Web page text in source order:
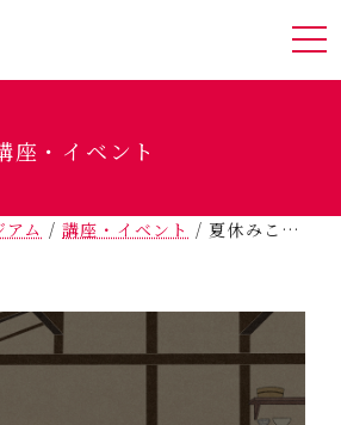
座・イベント
ム /講座・イベント / 夏休みこども自由研究「江戸の朝、江戸の夜 －明るさから考える昔のくらし－」